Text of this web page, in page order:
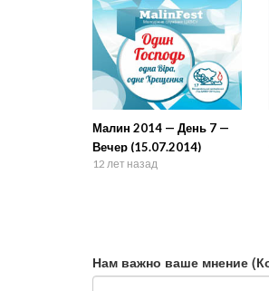
Малин 2014 — День 7 —
Вечер (15.07.2014)
12 лет назад
Нам важно ваше мнение